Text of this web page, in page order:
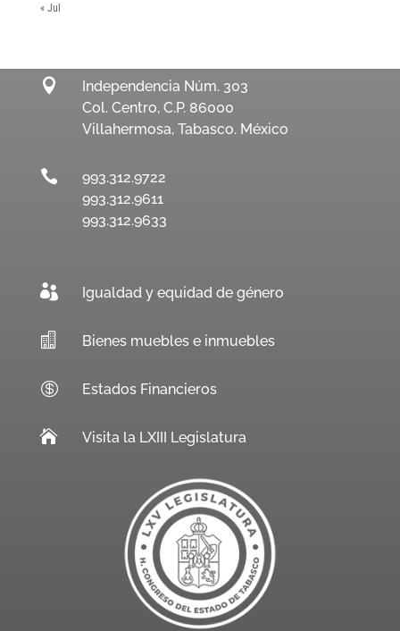
« Jul

Independencia Núm. 303
Col. Centro, C.P. 86000
Villahermosa, Tabasco. México

993.312.9722
993.312.9611
993.312.9633
 Igualdad y equidad de género
 Bienes muebles e inmuebles
 Estados Financieros
 Visita la LXIII Legislatura